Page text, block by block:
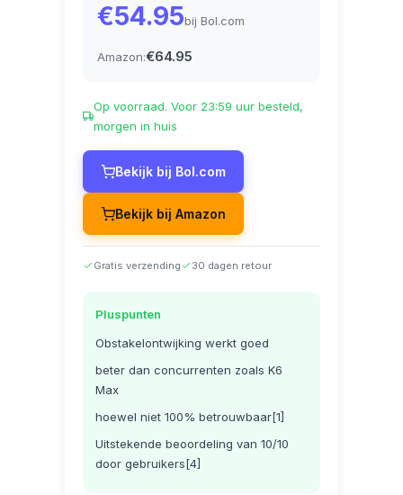
€54.95bij Bol.com
Amazon:€64.95
Op voorraad. Voor 23:59 uur besteld,
morgen in huis
Bekijk bij Bol.com
Bekijk bij Amazon
Gratis verzending 30 dagen retour
Pluspunten
Obstakelontwijking werkt goed
beter dan concurrenten zoals K6
Max
hoewel niet 100% betrouwbaar[1]
Uitstekende beoordeling van 10/10
door gebruikers[4]